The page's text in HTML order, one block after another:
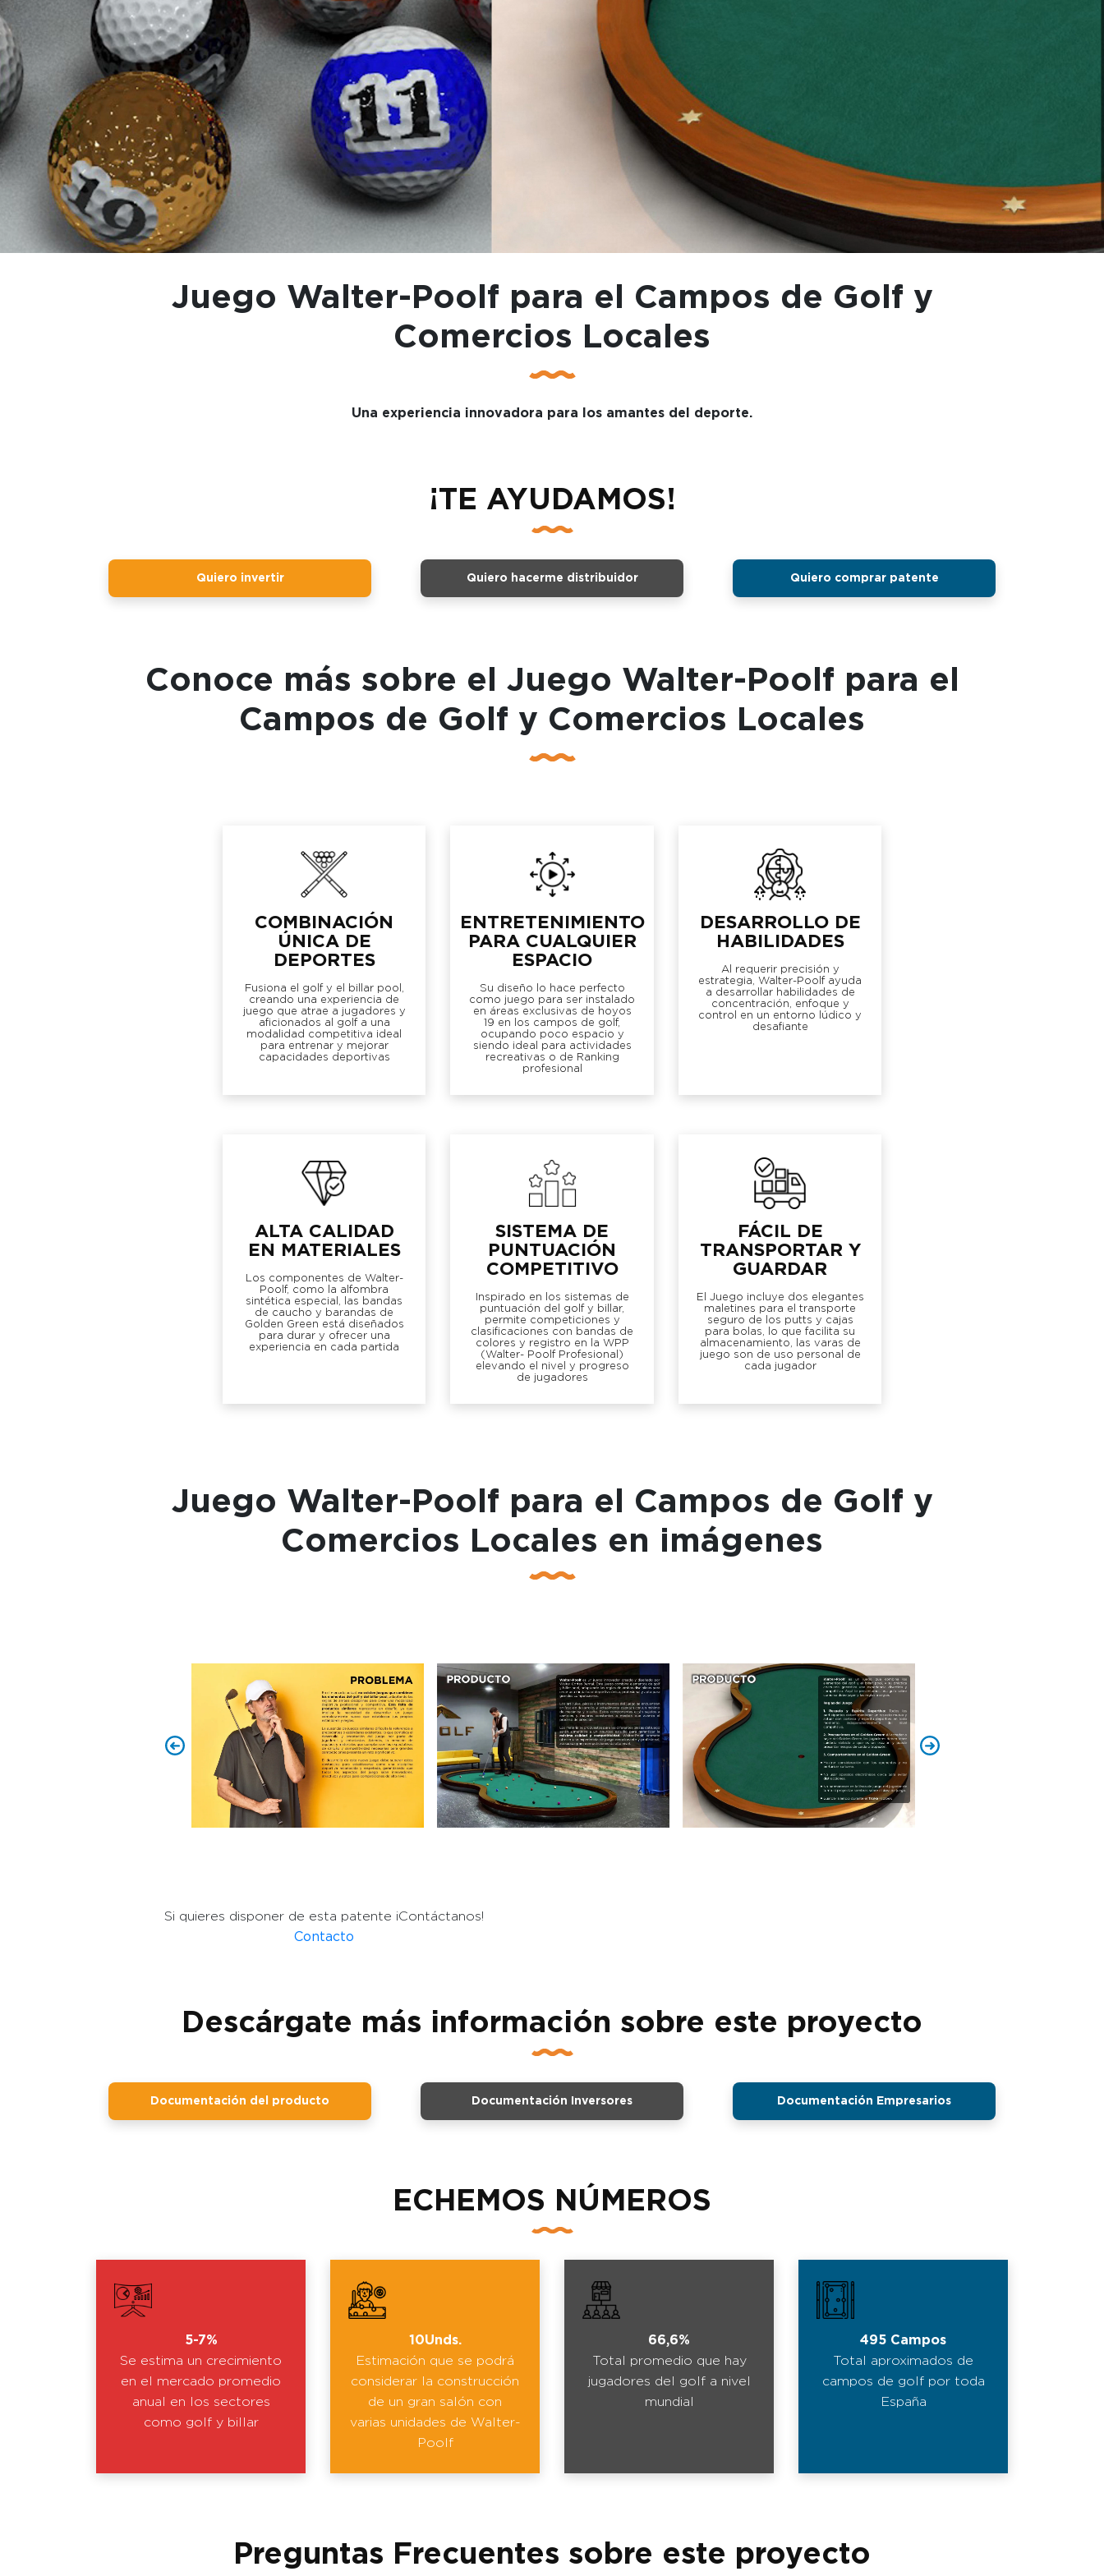
Juego Walter-Poolf para el Campos de Golf y
Comercios Locales
Una experiencia innovadora para los amantes del deporte.
¡TE AYUDAMOS!
Quiero invertir Quiero hacerme distribuidor Quiero comprar patente
Conoce más sobre el Juego Walter-Poolf para el
Campos de Golf y Comercios Locales
COMBINACIÓN
ÚNICA DE
DEPORTES
Fusiona el golf y el billar pool,
creando una experiencia de
juego que atrae a jugadores y
aficionados al golf a una
modalidad competitiva ideal
para entrenar y mejorar
capacidades deportivas
ENTRETENIMIENTO
PARA CUALQUIER
ESPACIO
Su diseño lo hace perfecto
como juego para ser instalado
en áreas exclusivas de hoyos
19 en los campos de golf,
ocupando poco espacio y
siendo ideal para actividades
recreativas o de Ranking
profesional
DESARROLLO DE
HABILIDADES
Al requerir precisión y
estrategia, Walter-Poolf ayuda
a desarrollar habilidades de
concentración, enfoque y
control en un entorno lúdico y
desafiante
ALTA CALIDAD
EN MATERIALES
Los componentes de Walter-
Poolf, como la alfombra
sintética especial, las bandas
de caucho y barandas de
Golden Green está diseñados
para durar y ofrecer una
experiencia en cada partida
SISTEMA DE
PUNTUACIÓN
COMPETITIVO
Inspirado en los sistemas de
puntuación del golf y billar,
permite competiciones y
clasificaciones con bandas de
colores y registro en la WPP
(Walter- Poolf Profesional)
elevando el nivel y progreso
de jugadores
FÁCIL DE
TRANSPORTAR Y
GUARDAR
El Juego incluye dos elegantes
maletines para el transporte
seguro de los putts y cajas
para bolas, lo que facilita su
almacenamiento, las varas de
juego son de uso personal de
cada jugador
Juego Walter-Poolf para el Campos de Golf y
Comercios Locales en imágenes
Si quieres disponer de esta patente ¡Contáctanos!
Contacto
Descárgate más información sobre este proyecto
Documentación del producto Documentación Inversores Documentación Empresarios
ECHEMOS NÚMEROS
5-7%
Se estima un crecimiento
en el mercado promedio
anual en los sectores
como golf y billar
10Unds.
Estimación que se podrá
considerar la construcción
de un gran salón con
varias unidades de Walter-
Poolf
66,6%
Total promedio que hay
jugadores del golf a nivel
mundial
495 Campos
Total aproximados de
campos de golf por toda
España
Preguntas Frecuentes sobre este proyecto